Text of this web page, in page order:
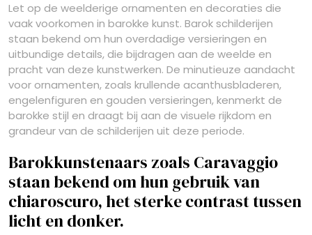
Let op de weelderige ornamenten en decoraties die
vaak voorkomen in barokke kunst. Barok schilderijen
staan bekend om hun overdadige versieringen en
uitbundige details, die bijdragen aan de weelde en
pracht van deze kunstwerken. De minutieuze aandacht
voor ornamenten, zoals krullende acanthusbladeren,
engelenfiguren en gouden versieringen, kenmerkt de
barokke stijl en draagt bij aan de visuele rijkdom en
grandeur van de schilderijen uit deze periode.
Barokkunstenaars zoals Caravaggio
staan bekend om hun gebruik van
chiaroscuro, het sterke contrast tussen
licht en donker.